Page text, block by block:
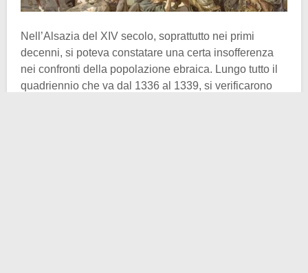
Nell’Alsazia del XIV secolo, soprattutto nei primi
decenni, si poteva constatare una certa insofferenza
nei confronti della popolazione ebraica. Lungo tutto il
quadriennio che va dal 1336 al 1339, si verificarono